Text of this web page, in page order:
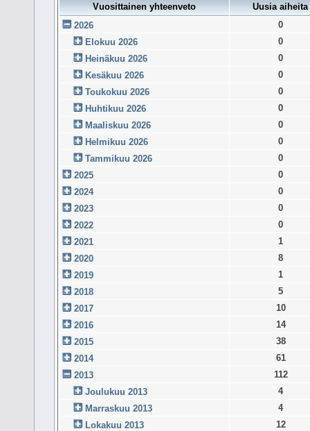
Vuosittainen yhteenveto
Uusia aiheita
2026
0
Elokuu 2026
0
Heinäkuu 2026
0
Kesäkuu 2026
0
Toukokuu 2026
0
Huhtikuu 2026
0
Maaliskuu 2026
0
Helmikuu 2026
0
Tammikuu 2026
0
2025
0
2024
0
2023
0
2022
0
2021
1
2020
8
2019
1
2018
5
2017
10
2016
14
2015
38
2014
61
2013
112
Joulukuu 2013
4
Marraskuu 2013
4
Lokakuu 2013
12